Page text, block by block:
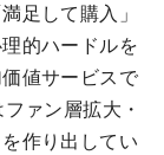
足して購入」
的ハードルを
値サービスで
ァン層拡大・
作り出してい